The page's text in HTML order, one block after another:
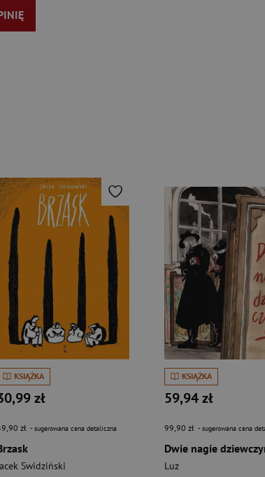
KSIĄŻKA
zł
zł - sugerowana cena detaliczna
Swidziński
KSIĄŻKA
59,94 zł
99,90 zł - sugerowana cena
Dwie nagie
Luz